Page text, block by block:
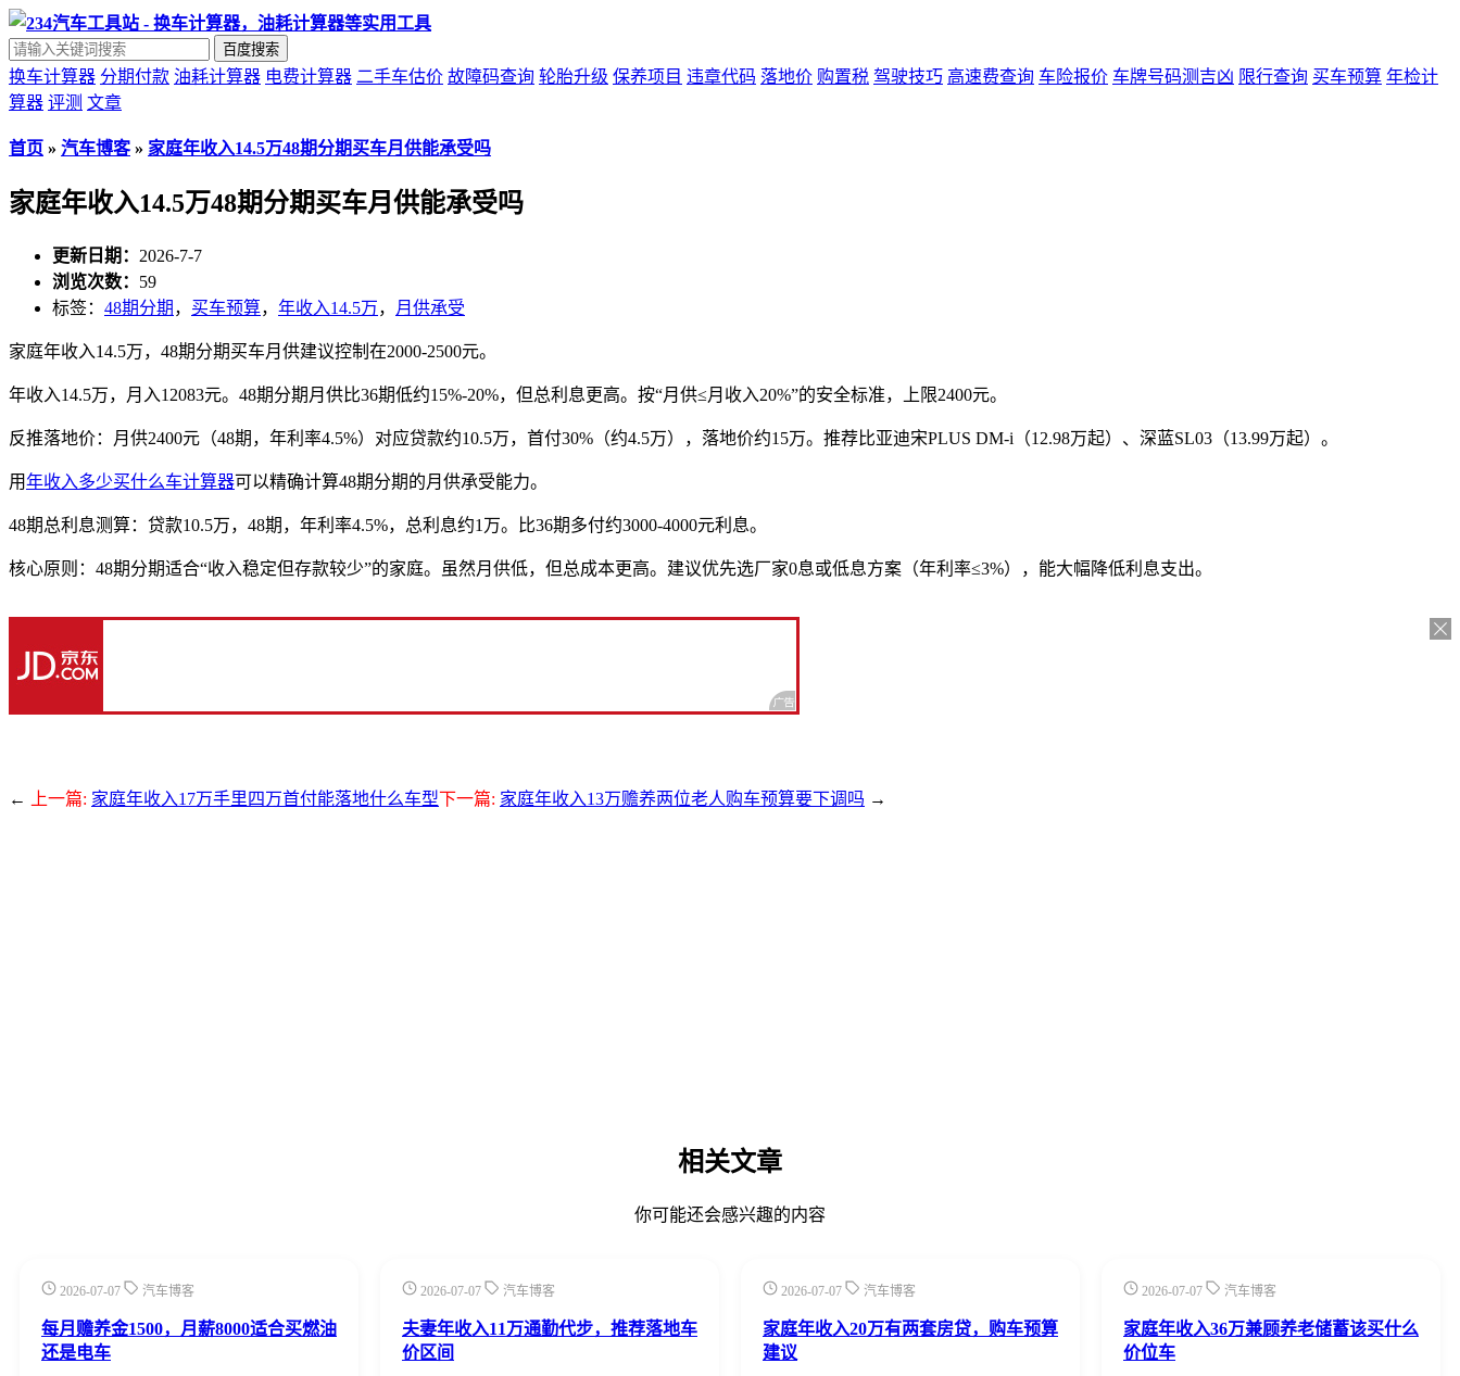
百度搜索
换车计算器 分期付款 油耗计算器 电费计算器 二手车估价 故障码查询 轮胎升级 保养项目 违章代码 落地价 购置税 驾驶技巧 高速费查询 车险报价 车牌号码测吉凶 限行查询 买车预算 年检计
算器 评测 文章
首页 » 汽车博客» 家庭年收入14.5万48期分期买车月供能承受吗
家庭年收入14.5万48期分期买车月供能承受吗
更新日期： 2026-7-7
浏览次数： 59
标签： 48期分期 ， 买车预算， 年收入14.5万， 月供承受
家庭年收入14.5万，48期分期买车月供建议控制在2000-2500元。
年收入14.5万，月入12083元。48期分期月供比36期低约15%-20%，但总利息更高。按“月供≤月收入20%”的安全标准，上限2400元。
反推落地价：月供2400元（48期，年利率4.5%）对应贷款约10.5万，首付30%（约4.5万），落地价约15万。推荐比亚迪宋PLUS DM-i（12.98万起）、深蓝SL03（13.99万起）。
用年收入多少买什么车计算器可以精确计算48期分期的月供承受能力。
48期总利息测算：贷款10.5万，48期，年利率4.5%，总利息约1万。比36期多付约3000-4000元利息。
核心原则：48期分期适合“收入稳定但存款较少”的家庭。虽然月供低，但总成本更高。建议优先选厂家0息或低息方案（年利率≤3%），能大幅降低利息支出。
← 上一篇: 家庭年收入17万手里四万首付能落地什么车型下一篇: 家庭年收入13万赡养两位老人购车预算要下调吗 →
相关文章
你可能还会感兴趣的内容
2026-07-07 汽车博客
每月赡养金1500，月薪8000适合买燃油
还是电车
2026-07-07 汽车博客
夫妻年收入11万通勤代步，推荐落地车
价区间
2026-07-07 汽车博客
家庭年收入20万有两套房贷，购车预算
建议
2026-07-07 汽车博客
家庭年收入36万兼顾养老储蓄该买什么
价位车